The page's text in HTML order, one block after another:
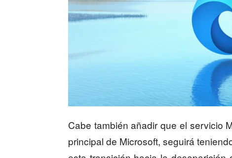
Cabe también añadir que el servicio
principal de Microsoft, seguirá